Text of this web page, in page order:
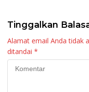
Tinggalkan
Alamat email Anda tidak
ditandai *